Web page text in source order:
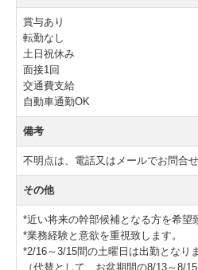
賞与あり
転勤なし
土日祝休み
面接1回
交通費支給
自動車通勤OK
備考
不明点は、電話又はメールでお問合せ
その他
*近い将来の幹部候補となる方を希望
*業務経験と意欲を重視致します。
*2/16～3/15間の土曜日は出勤となりま
（代替として、お盆期間の8/13～8/